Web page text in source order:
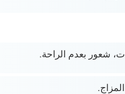
شعور بعدم الراحة.